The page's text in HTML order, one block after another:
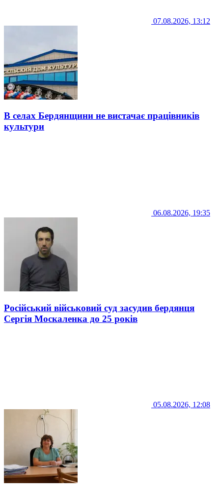
07.08.2026, 13:12
В селах Бердянщини не вистачає працівників
культури
06.08.2026, 19:35
Російський військовий суд засудив бердянця
Сергія Москаленка до 25 років
05.08.2026, 12:08